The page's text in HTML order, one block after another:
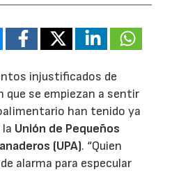
injustificados de
que se empiezan a sentir
han tenido ya
Unión de Pequeños
(UPA). “Quien
alarma para especular